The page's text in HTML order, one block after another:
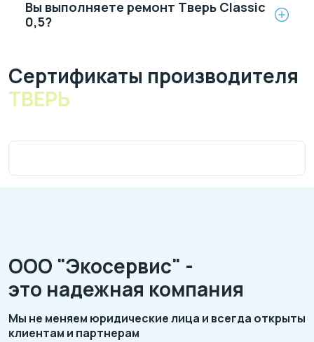
Вы выполняете ремонт Тверь Classic
0,5?
Cертификаты производителя
ТВЕРЬ
ООО "Экосервис" -
это надежная компания
Мы не меняем юридические лица и всегда открыты
клиентам и партнерам